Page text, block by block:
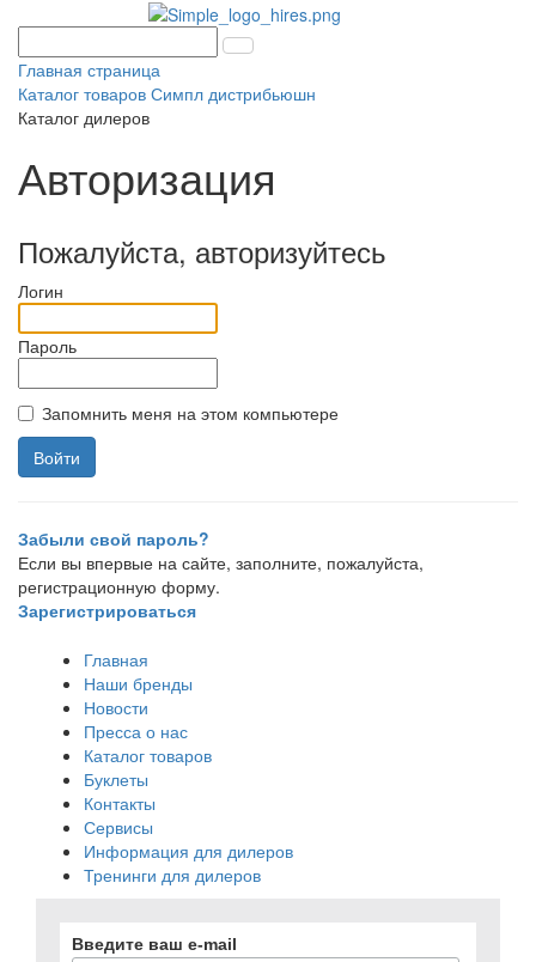
Главная страница
Каталог товаров Симпл дистрибьюшн
Каталог дилеров
Авторизация
Пожалуйста, авторизуйтесь
Логин
Пароль
Запомнить меня на этом компьютере
Забыли свой пароль?
Если вы впервые на сайте, заполните, пожалуйста,
регистрационную форму.
Зарегистрироваться
Главная
Наши бренды
Новости
Пресса о нас
Каталог товаров
Буклеты
Контакты
Сервисы
Информация для дилеров
Тренинги для дилеров
Введите ваш e-mail